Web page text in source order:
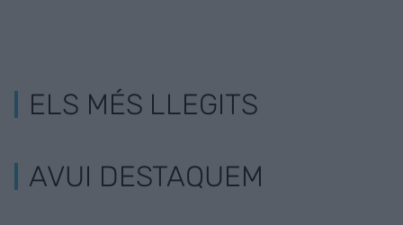
ELS MÉS LLEGITS
AVUI DESTAQUEM